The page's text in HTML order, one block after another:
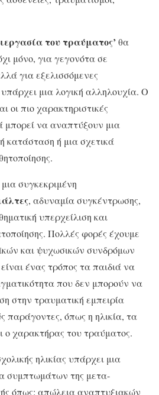
του τραύματος’ θα
μόνο, για γεγονότα σε
για εξελισσόμενες
μια λογική αλληλουχία. Ο
οι πιο χαρακτηριστικές
μπορεί να αναπτύξουν μια
κατάσταση ή μια σχετικά
συγκεκριμένη
, αδυναμία συγκέντρωσης,
υπερχείλιση και
Πολλές φορές έχουμε
και ψυχωσικών συνδρόμων
ένας τρόπος τα παιδιά να
που δεν μπορούν να
στην τραυματική εμπειρία
παράγοντες, όπως η ηλικία, τα
χαρακτήρας του τραύματος.
ηλικίας υπάρχει μια
συμπτωμάτων της μετα-
όπως: απώλεια αναπτυξιακών